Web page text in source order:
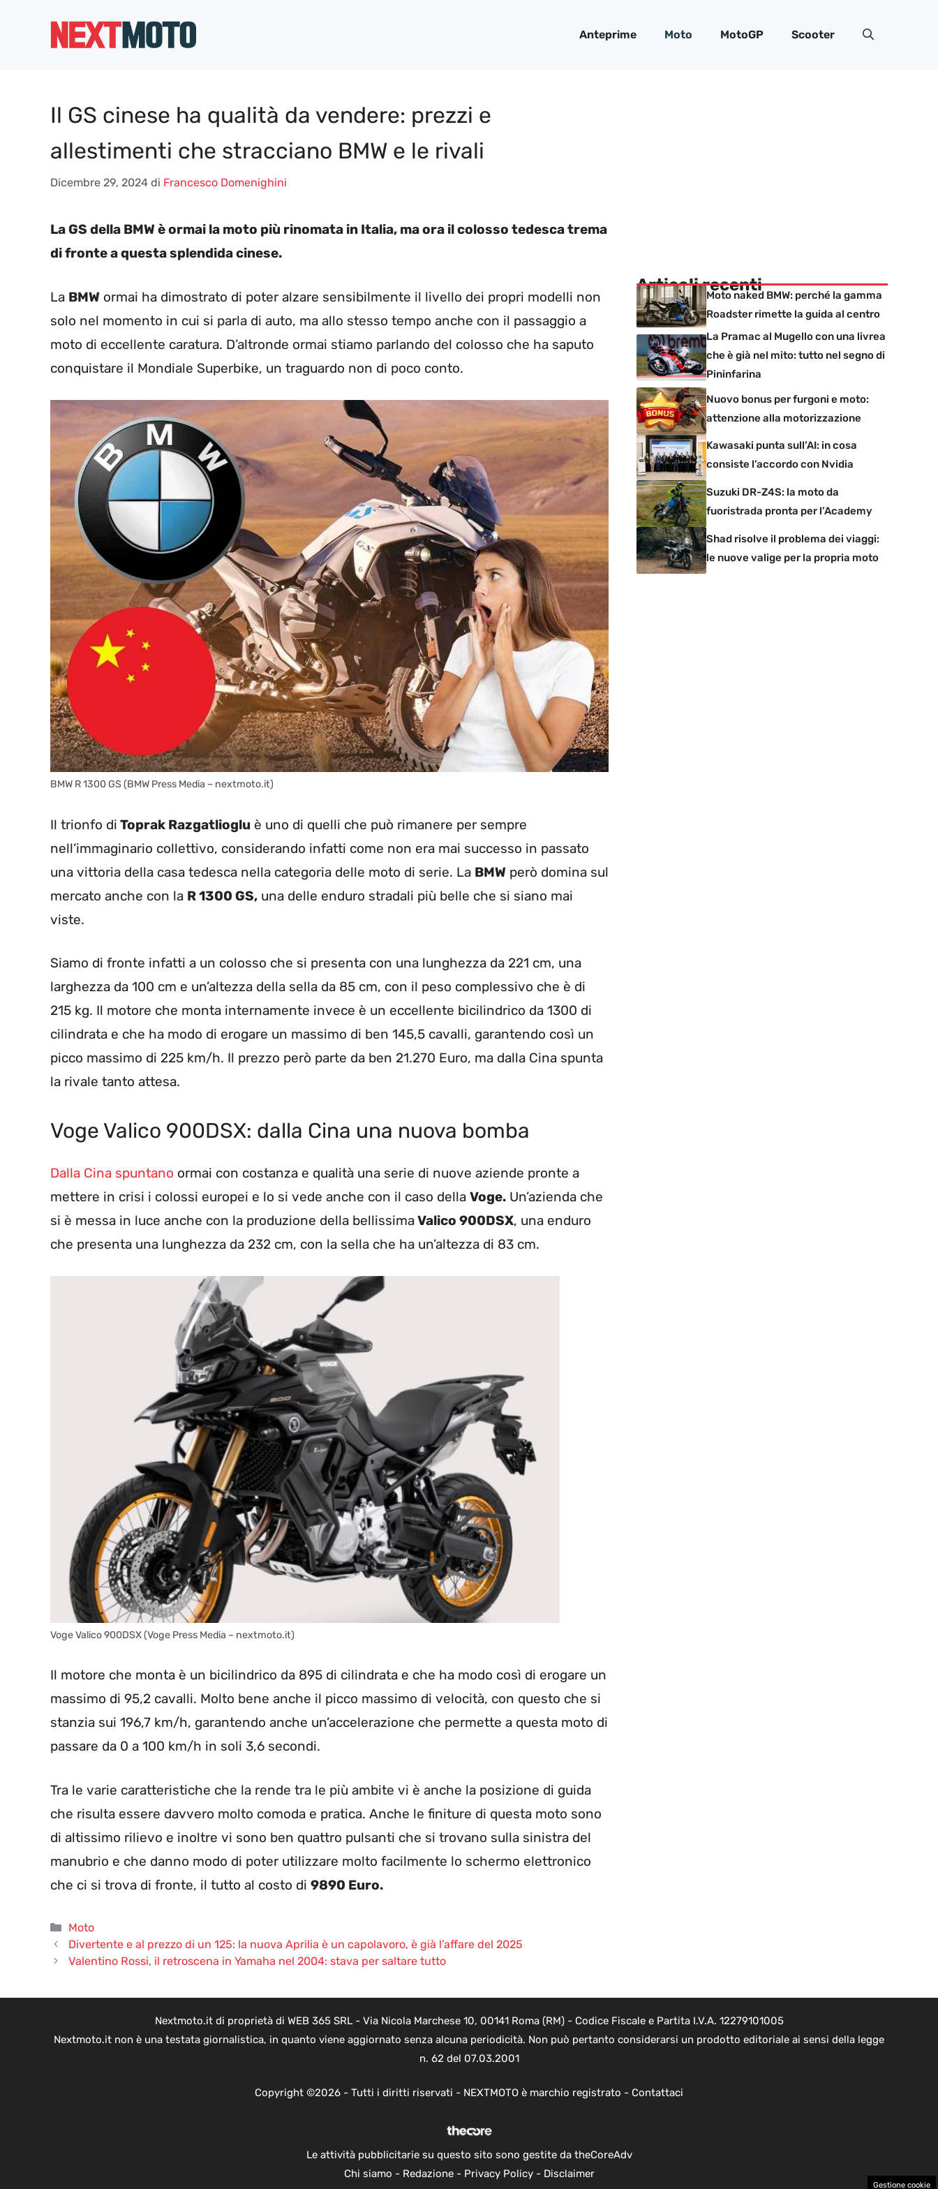
Anteprime Moto MotoGP Scooter
Il GS cinese ha qualità da vendere: prezzi e
allestimenti che stracciano BMW e le rivali
Dicembre 29, 2024 di Francesco Domenighini
La GS della BMW è ormai la moto più rinomata in Italia, ma ora il colosso tedesca trema
di fronte a questa splendida cinese.
La BMW ormai ha dimostrato di poter alzare sensibilmente il livello dei propri modelli non
solo nel momento in cui si parla di auto, ma allo stesso tempo anche con il passaggio a
moto di eccellente caratura. D’altronde ormai stiamo parlando del colosso che ha saputo
conquistare il Mondiale Superbike, un traguardo non di poco conto.
BMW R 1300 GS (BMW Press Media – nextmoto.it)
Il trionfo di Toprak Razgatlioglu è uno di quelli che può rimanere per sempre
nell’immaginario collettivo, considerando infatti come non era mai successo in passato
una vittoria della casa tedesca nella categoria delle moto di serie. La BMW però domina sul
mercato anche con la R 1300 GS, una delle enduro stradali più belle che si siano mai
viste.
Siamo di fronte infatti a un colosso che si presenta con una lunghezza da 221 cm, una
larghezza da 100 cm e un’altezza della sella da 85 cm, con il peso complessivo che è di
215 kg. Il motore che monta internamente invece è un eccellente bicilindrico da 1300 di
cilindrata e che ha modo di erogare un massimo di ben 145,5 cavalli, garantendo così un
picco massimo di 225 km/h. Il prezzo però parte da ben 21.270 Euro, ma dalla Cina spunta
la rivale tanto attesa.
Voge Valico 900DSX: dalla Cina una nuova bomba
Dalla Cina spuntano ormai con costanza e qualità una serie di nuove aziende pronte a
mettere in crisi i colossi europei e lo si vede anche con il caso della Voge. Un’azienda che
si è messa in luce anche con la produzione della bellissimaValico 900DSX, una enduro
che presenta una lunghezza da 232 cm, con la sella che ha un’altezza di 83 cm.
Voge Valico 900DSX (Voge Press Media – nextmoto.it)
Il motore che monta è un bicilindrico da 895 di cilindrata e che ha modo così di erogare un
massimo di 95,2 cavalli. Molto bene anche il picco massimo di velocità, con questo che si
stanzia sui 196,7 km/h, garantendo anche un’accelerazione che permette a questa moto di
passare da 0 a 100 km/h in soli 3,6 secondi.
Tra le varie caratteristiche che la rende tra le più ambite vi è anche la posizione di guida
che risulta essere davvero molto comoda e pratica. Anche le finiture di questa moto sono
di altissimo rilievo e inoltre vi sono ben quattro pulsanti che si trovano sulla sinistra del
manubrio e che danno modo di poter utilizzare molto facilmente lo schermo elettronico
che ci si trova di fronte, il tutto al costo di 9890 Euro.
Categorie
Moto
Divertente e al prezzo di un 125: la nuova Aprilia è un capolavoro, è già l’affare del 2025
Valentino Rossi, il retroscena in Yamaha nel 2004: stava per saltare tutto
Articoli recenti
Moto naked BMW: perché la gamma
Roadster rimette la guida al centro
La Pramac al Mugello con una livrea
che è già nel mito: tutto nel segno di
Pininfarina
Nuovo bonus per furgoni e moto:
attenzione alla motorizzazione
Kawasaki punta sull’AI: in cosa
consiste l’accordo con Nvidia
Suzuki DR-Z4S: la moto da
fuoristrada pronta per l’Academy
Shad risolve il problema dei viaggi:
le nuove valige per la propria moto
Nextmoto.it di proprietà di WEB 365 SRL - Via Nicola Marchese 10, 00141 Roma (RM) - Codice Fiscale e Partita I.V.A. 12279101005
Nextmoto.it non è una testata giornalistica, in quanto viene aggiornato senza alcuna periodicità. Non può pertanto considerarsi un prodotto editoriale ai sensi della legge
n. 62 del 07.03.2001
Copyright ©2026 - Tutti i diritti riservati - NEXTMOTO è marchio registrato - Contattaci
Le attività pubblicitarie su questo sito sono gestite da theCoreAdv
Chi siamo - Redazione- Privacy Policy- Disclaimer
Gestione cookie